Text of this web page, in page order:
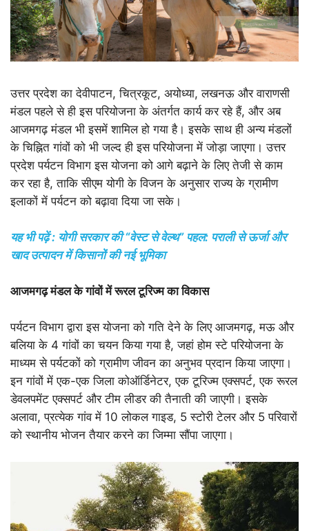
उत्तर प्रदेश का देवीपाटन, चित्रकूट, अयोध्या, लखनऊ और वाराणसी
मंडल पहले से ही इस परियोजना के अंतर्गत कार्य कर रहे हैं, और अब
आजमगढ़ मंडल भी इसमें शामिल हो गया है। इसके साथ ही अन्य मंडलों
के चिह्नित गांवों को भी जल्द ही इस परियोजना में जोड़ा जाएगा। उत्तर
प्रदेश पर्यटन विभाग इस योजना को आगे बढ़ाने के लिए तेजी से काम
कर रहा है, ताकि सीएम योगी के विजन के अनुसार राज्य के ग्रामीण
इलाकों में पर्यटन को बढ़ावा दिया जा सके।
यह भी पढ़ें : योगी सरकार की “वेस्ट से वेल्थ” पहल: पराली से ऊर्जा और
खाद उत्पादन में किसानों की नई भूमिका
आजमगढ़ मंडल के गांवों में रूरल टूरिज्म का विकास
पर्यटन विभाग द्वारा इस योजना को गति देने के लिए आजमगढ़, मऊ और
बलिया के 4 गांवों का चयन किया गया है, जहां होम स्टे परियोजना के
माध्यम से पर्यटकों को ग्रामीण जीवन का अनुभव प्रदान किया जाएगा।
इन गांवों में एक-एक जिला कोऑर्डिनेटर, एक टूरिज्म एक्सपर्ट, एक रूरल
डेवलपमेंट एक्सपर्ट और टीम लीडर की तैनाती की जाएगी। इसके
अलावा, प्रत्येक गांव में 10 लोकल गाइड, 5 स्टोरी टेलर और 5 परिवारों
को स्थानीय भोजन तैयार करने का जिम्मा सौंपा जाएगा।